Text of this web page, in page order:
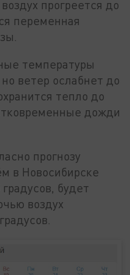
прогреется до
переменная
температуры
ветер ослабнет до
тепло до
дожди
прогнозу
в Новосибирске
будет
воздух